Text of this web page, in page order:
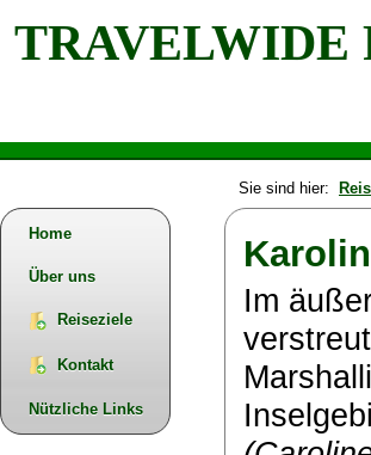
TRAVELWIDE
Home
Über uns
Reiseziele
Kontakt
Nützliche Links
Im
Sie sind hier: